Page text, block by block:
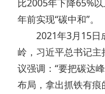
比2005年下降65%
年前实现“碳中和”。
2021年3月15日
岭，习近平总书记
议强调：“要把碳达
布局，拿出抓铁有